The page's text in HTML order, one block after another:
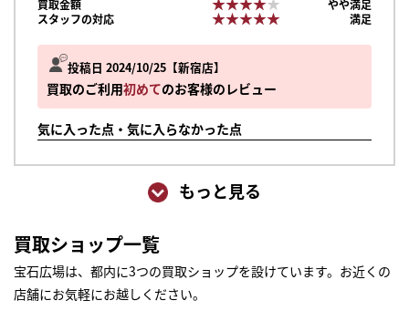
投稿日 2024/10/25 新宿店
買取のご利用初めてのお客様のレビュー
気に入った点・気に入らなかった点
買取金額
やや満足
スタッフの対応
★★★★★
★★★★★ 満足
もっと見る
買取ショップ一覧
宝石広場は、都内に3つの買取ショップを設けています。お近くの
店舗にお気軽にお越しください。